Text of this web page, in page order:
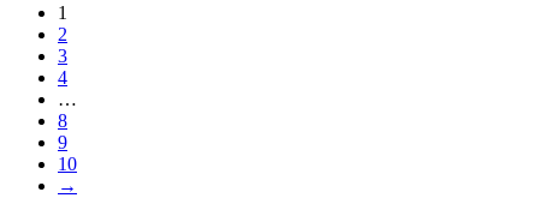
1
2
3
4
…
8
9
10
→